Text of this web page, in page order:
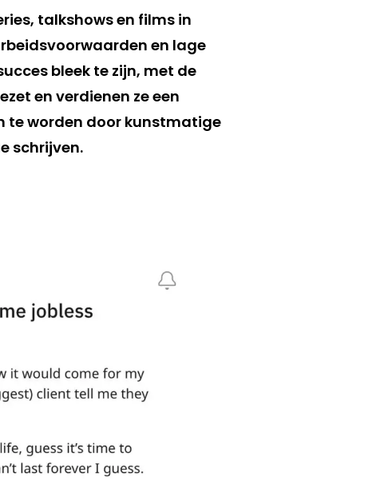
talkshows en films in
en lage
bleek te zijn, met de
en verdienen ze een
te worden door kunstmatige
schrijven.